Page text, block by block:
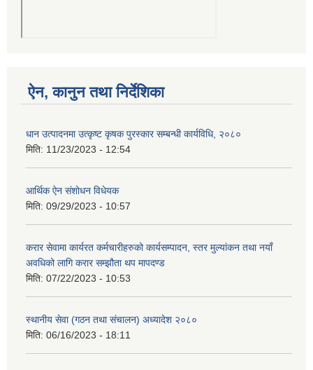
ऐन, कानुन तथा निर्देशिका
धान उत्पादनमा उत्कृष्ट कृषक पुरस्कार सम्बन्धी कार्यविधि, २०८०
मिति: 11/23/2023 - 12:54
आर्थिक ऐन संशोधन विधेयक
मिति: 09/29/2023 - 10:57
करार सेवामा कार्यरत कर्मचारीहरुको कार्यसम्पादन, स्तर मुल्यांकन तथा नयाँ
अवधिको लागि करार सम्झौता थप मापदण्ड
मिति: 07/22/2023 - 10:53
स्थानीय सेवा (गठन तथा संचालन) अध्यादेश २०८०
मिति: 06/16/2023 - 18:11